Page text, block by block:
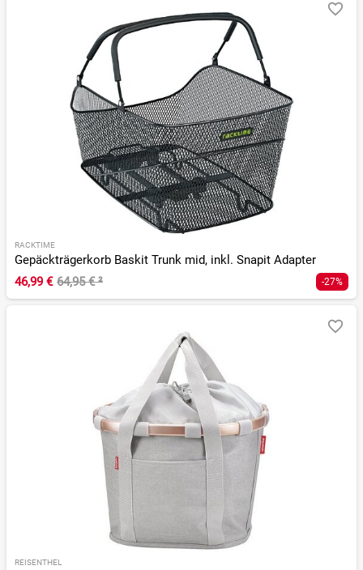
RACKTIME
Gepäckträgerkorb Baskit Trunk mid, inkl. Snapit Adapter
46,99 € 64,95 €² -27%
REISENTHEL